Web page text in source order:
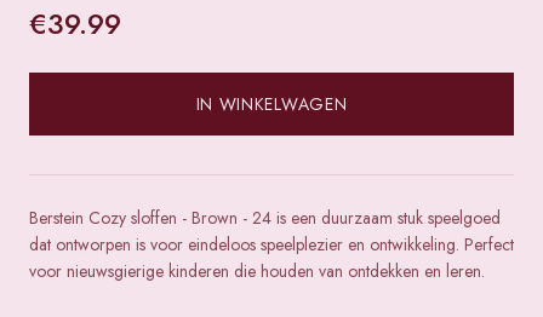
€39.99
IN WINKELWAGEN
Berstein Cozy sloffen - Brown - 24 is een duurzaam stuk speelgoed
dat ontworpen is voor eindeloos speelplezier en ontwikkeling. Perfect
voor nieuwsgierige kinderen die houden van ontdekken en leren.